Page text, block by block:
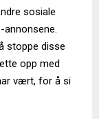
sosiale
stoppe disse
opp med
vært, for å si